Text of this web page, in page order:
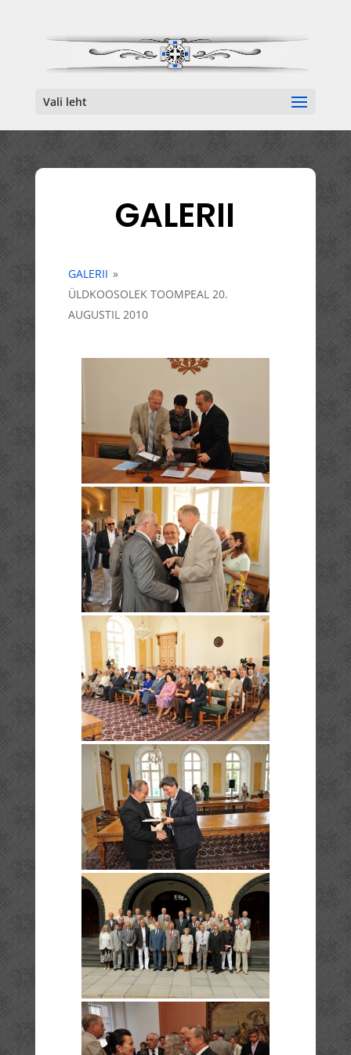
Vali leht
GALERII
GALERII »
ÜLDKOOSOLEK TOOMPEAL 20.
AUGUSTIL 2010